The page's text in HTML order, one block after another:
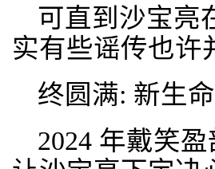
可直到沙宝亮
实有些谣传也许
终圆满: 新生
2024 年戴笑